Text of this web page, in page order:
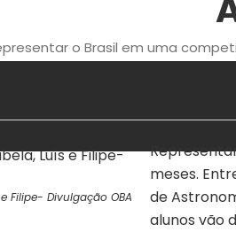
o Brasil em uma
Filipe- Divulgação OBA
meses.
de
alunos vão